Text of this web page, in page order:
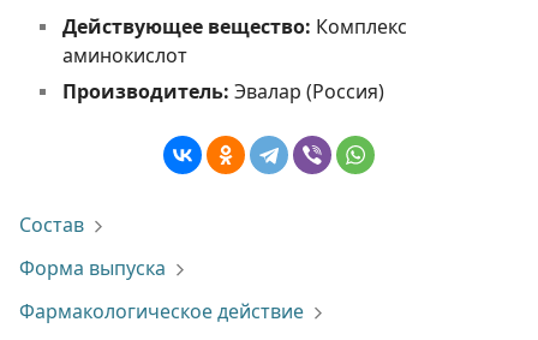
Действующее вещество: Комплекс
аминокислот
Производитель: Эвалар (Россия)
Состав
Форма выпуска
Фармакологическое действие